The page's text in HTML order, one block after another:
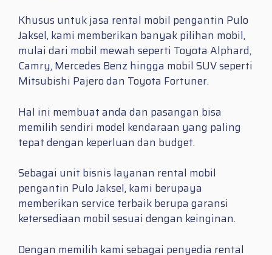
Khusus untuk jasa rental mobil pengantin Pulo
Jaksel, kami memberikan banyak pilihan mobil,
mulai dari mobil mewah seperti Toyota Alphard,
Camry, Mercedes Benz hingga mobil SUV seperti
Mitsubishi Pajero dan Toyota Fortuner.
Hal ini membuat anda dan pasangan bisa
memilih sendiri model kendaraan yang paling
tepat dengan keperluan dan budget.
Sebagai unit bisnis layanan rental mobil
pengantin Pulo Jaksel, kami berupaya
memberikan service terbaik berupa garansi
ketersediaan mobil sesuai dengan keinginan.
Dengan memilih kami sebagai penyedia rental